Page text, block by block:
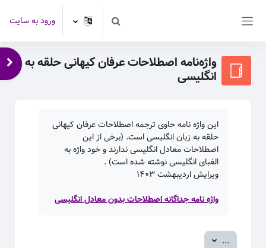
Toggle search inputورود به سایت
واژه‌نامه اصطلاحات عرفان کیهانی حلقه به
انگلیسی
این واژه نامه حاوی ترجمه اصطلاحات عرفان کیهانی
حلقه به زبان انگلیسی است. (برخی از این
اصطلاحات معادل انگلیسی ندارند و خود واژه به
الفبای انگلیسی نوشته شده است) .
ویرایش اردیبهشت۱۴۰۳
واژه نامه جداگانه اصطلاحات بدون معادل انگلیسی
... صدور ورودی‌ها